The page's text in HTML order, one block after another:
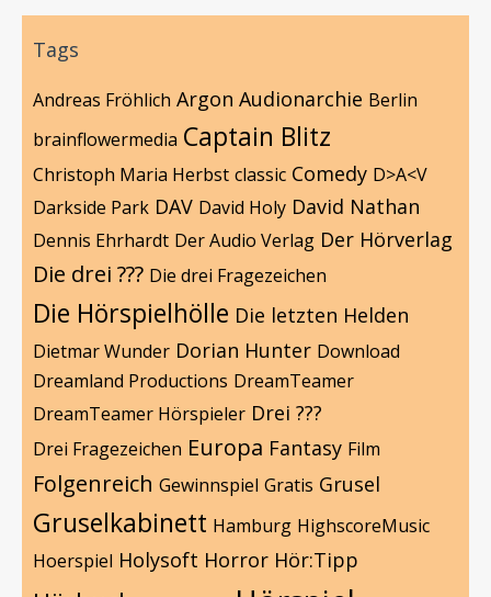
Tags
Andreas Fröhlich Argon Audionarchie Berlin
brainflowermedia Captain Blitz
Christoph Maria Herbst classic Comedy D>A<V
Darkside Park DAV David Holy David Nathan
Dennis Ehrhardt Der Audio Verlag Der Hörverlag
Die drei ??? Die drei Fragezeichen
Die Hörspielhölle Die letzten Helden
Dietmar Wunder Dorian Hunter Download
Dreamland Productions DreamTeamer
DreamTeamer Hörspieler Drei ???
Drei Fragezeichen Europa Fantasy Film
Folgenreich Gewinnspiel Gratis Grusel
Gruselkabinett Hamburg HighscoreMusic
Hoerspiel Holysoft Horror Hör:Tipp